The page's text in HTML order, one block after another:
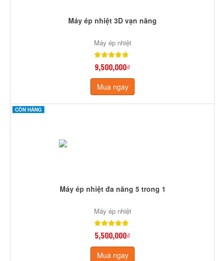
Máy ép nhiệt 3D vạn năng
Máy ép nhiệt
9,500,000₫
Mua ngay
CÒN HÀNG
Máy ép nhiệt đa năng 5 trong 1
Máy ép nhiệt
5,500,000₫
Mua ngay